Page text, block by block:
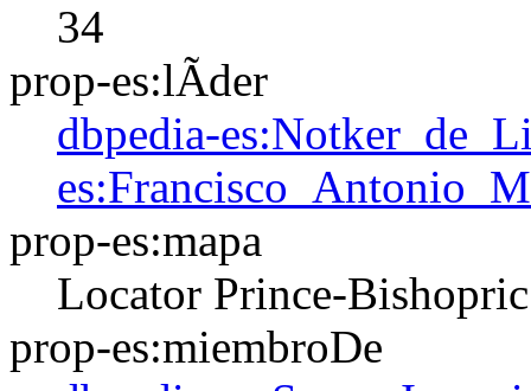
34
prop-es:lÃ­der
dbpedia-
prop-es:mapa
Locator Prince-
prop-es:miembroDe